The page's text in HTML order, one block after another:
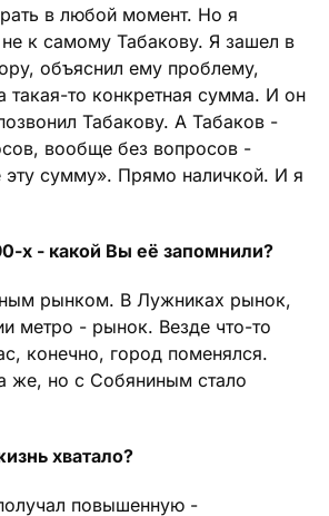
в любой момент. Но я
к самому Табакову. Я зашел в
объяснил ему проблему,
такая-то конкретная сумма. И он
Табакову. А Табаков -
вообще без вопросов -
эту сумму». Прямо наличкой. И я
х - какой Вы её запомнили?
рынком. В Лужниках рынок,
метро - рынок. Везде что-то
конечно, город поменялся.
же, но с Собяниным стало
хватало?
повышенную -